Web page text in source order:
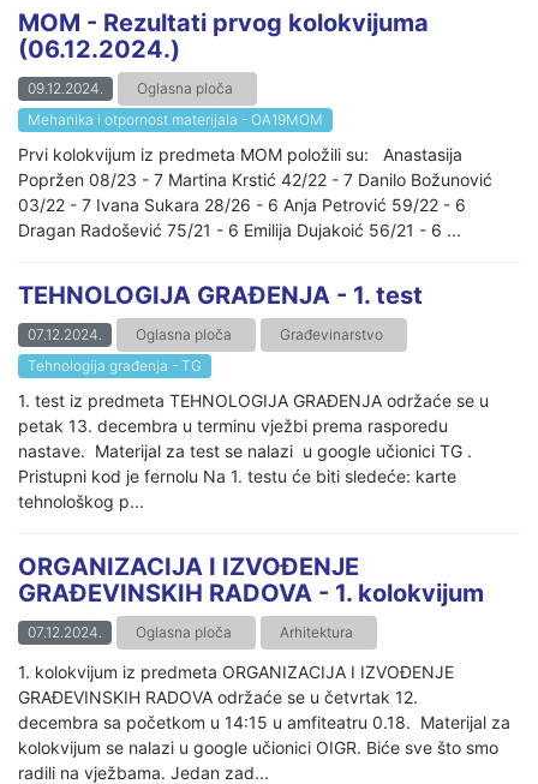
MOM - Rezultati prvog kolokvijuma
(06.12.2024.)
09.12.2024.
Oglasna ploča
Mehanika i otpornost materijala - OA19MOM
Prvi kolokvijum iz predmeta MOM položili su: Anastasija
Popržen 08/23 - 7 Martina Krstić 42/22 - 7 Danilo Božunović
03/22 - 7 Ivana Sukara 28/26 - 6 Anja Petrović 59/22 - 6
Dragan Radošević 75/21 - 6 Emilija Dujakoić 56/21 - 6 ...
TEHNOLOGIJA GRAĐENJA - 1. test
07.12.2024. Oglasna ploča
Građevinarstvo
Tehnologija građenja - TG
1. test iz predmeta TEHNOLOGIJA GRAĐENJA održaće se u
petak 13. decembra u terminu vježbi prema rasporedu
nastave. Materijal za test se nalazi u google učionici TG .
Pristupni kod je fernolu Na 1. testu će biti sledeće: karte
tehnološkog p...
ORGANIZACIJA I IZVOĐENJE
GRAĐEVINSKIH RADOVA - 1. kolokvijum
07.12.2024. Oglasna ploča Arhitektura
1. kolokvijum iz predmeta ORGANIZACIJA I IZVOĐENJE
GRAĐEVINSKIH RADOVA održaće se u četvrtak 12.
decembra sa početkom u 14:15 u amfiteatru 0.18. Materijal za
kolokvijum se nalazi u google učionici OIGR. Biće sve što smo
radili na vježbama. Jedan zad...